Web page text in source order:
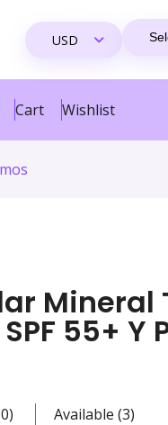
Cart Wishlist
Mineral
55+ Y
Available (3)